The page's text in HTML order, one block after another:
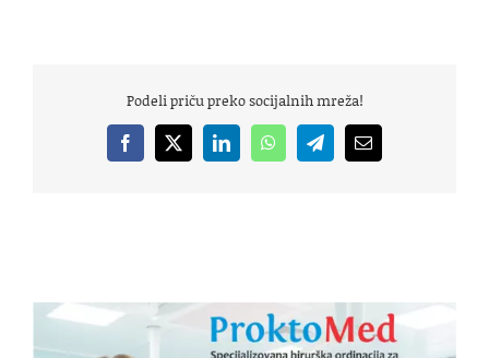
Podeli priču preko socijalnih mreža!
Facebook
X LinkedInWhatsAppTelegramEmail